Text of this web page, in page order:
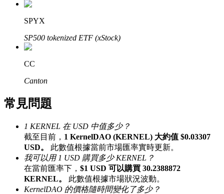
Bitrue渠道合伙人
最高達65%佣金！
SPYX
SP500 tokenized ETF (xStock)
CC
Canton
常見問題
1 KERNEL 在 USD 中值多少？
截至目前， 1 KernelDAO (KERNEL) 大約值 $0.03307
USD。
此數值根據當前市場匯率實時更新。
我可以用 1 USD 購買多少 KERNEL？
在當前匯率下， $1 USD 可以購買 30.2388872
KERNEL。
此數值根據市場狀況波動。
KernelDAO 的價格隨時間變化了多少？